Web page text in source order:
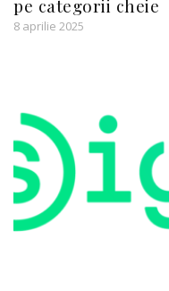
pe categorii cheie
8 aprilie 2025